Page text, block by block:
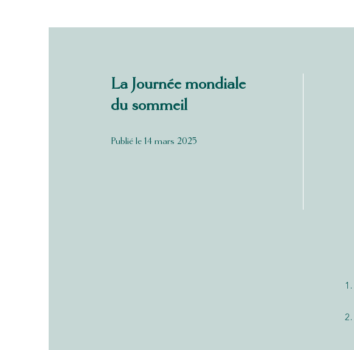
La Journée mondiale
du sommeil
Publié le 14 mars 2025